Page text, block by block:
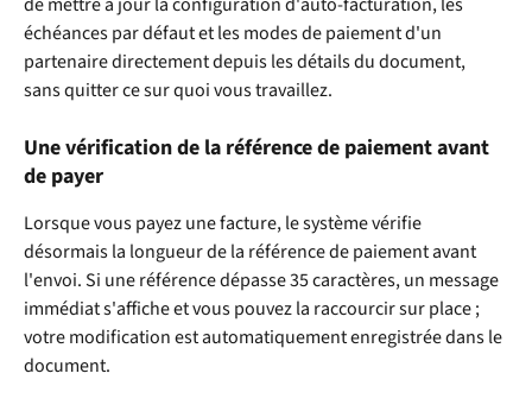
échéances par défaut et les modes de paiement d'un
partenaire directement depuis les détails du document,
sans quitter ce sur quoi vous travaillez.
Une vérification de la référence de paiement avant
de payer
Lorsque vous payez une facture, le système vérifie
désormais la longueur de la référence de paiement avant
l'envoi. Si une référence dépasse 35 caractères, un message
immédiat s'affiche et vous pouvez la raccourcir sur place ;
votre modification est automatiquement enregistrée dans le
document.